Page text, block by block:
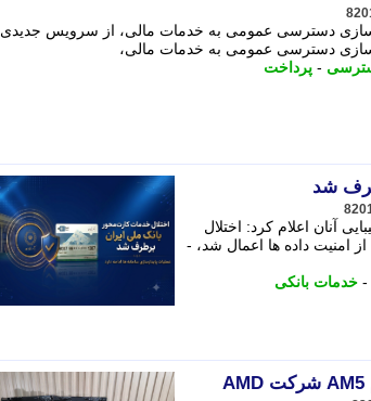
سازی دسترسی عمومی به خدمات مالی، از سرویس جدیدی
دسترسی عمومی به خدمات مالی،
- پرداخت
شد
آنان اعلام کرد: اختلال
امنیت داده ها اعمال شد، -
- خدمات بانکی